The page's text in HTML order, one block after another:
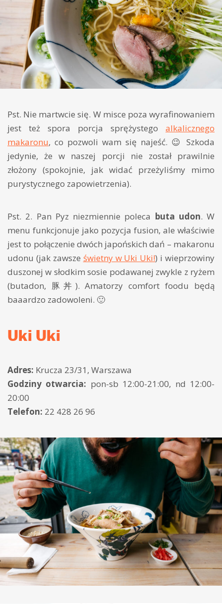
Pst. Nie martwcie się. W misce poza wyrafinowaniem
jest też spora porcja sprężystego alkalicznego
makaronu, co pozwoli wam się najeść. 😉 Szkoda
jedynie, że w naszej porcji nie został prawilnie
złożony (spokojnie, jak widać przeżyliśmy mimo
purystycznego zapowietrzenia).
Pst. 2. Pan Pyz niezmiennie poleca buta udon. W
menu funkcjonuje jako pozycja fusion, ale właściwie
jest to połączenie dwóch japońskich dań – makaronu
udonu (jak zawsze świetny w Uki Uki!) i wieprzowiny
duszonej w słodkim sosie podawanej zwykle z ryżem
(butadon, 豚丼). Amatorzy comfort foodu będą
baaardzo zadowoleni. 🙂
Uki Uki
Adres: Krucza 23/31, Warszawa
Godziny otwarcia: pon-sb 12:00-21:00, nd 12:00-
20:00
Telefon: 22 428 26 96